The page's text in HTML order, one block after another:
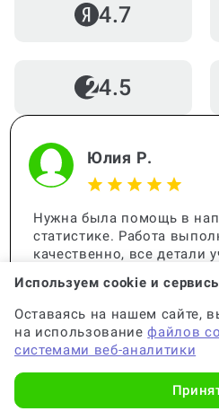
4.7
4.5
Юлия Р.
Нужна была помощь в
статистике. Работа
качественно, все детали
Используем cookie и
Оставаясь на нашем сайте,
на использованиефайлов
системами веб-аналитики